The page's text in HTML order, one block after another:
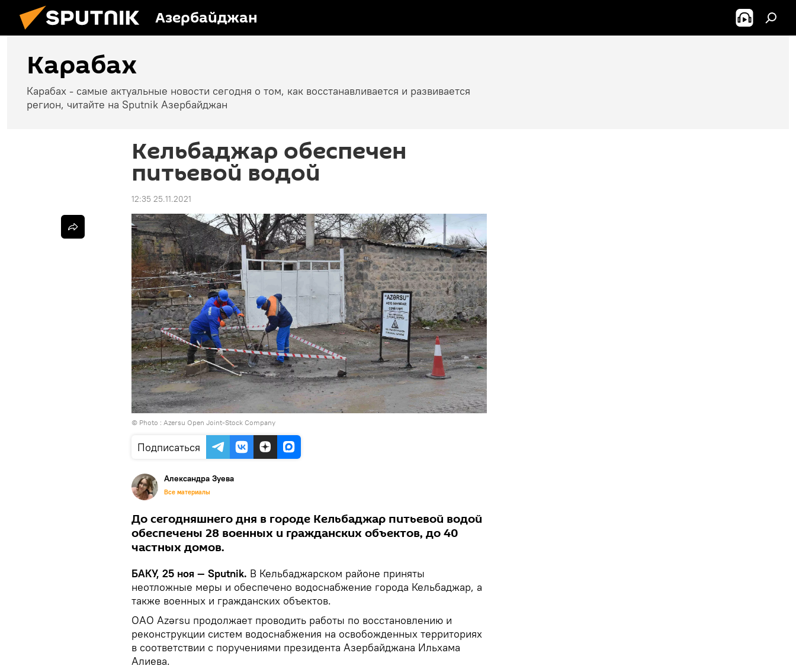
Азербайджан
Карабах
Карабах - самые актуальные новости сегодня о том, как восстанавливается и развивается
регион, читайте на Sputnik Азербайджан
Кельбаджар обеспечен
питьевой водой
12:35 25.11.2021
© Photo : Azersu Open Joint-Stock Company
Подписаться
Александра Зуева
Все материалы
До сегодняшнего дня в городе Кельбаджар питьевой водой
обеспечены 28 военных и гражданских объектов, до 40
частных домов.
БАКУ, 25 ноя — Sputnik. В Кельбаджарском районе приняты
неотложные меры и обеспечено водоснабжение города Кельбаджар, а
также военных и гражданских объектов.
ОАО Azərsu продолжает проводить работы по восстановлению и
реконструкции систем водоснабжения на освобожденных территориях
в соответствии с поручениями президента Азербайджана Ильхама
Алиева.